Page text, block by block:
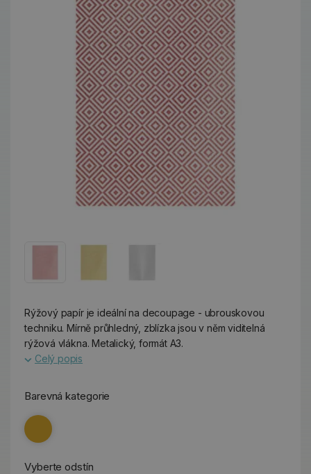
Rýžový papír je ideální na decoupage - ubrouskovou
techniku. Mírně průhledný, zblízka jsou v něm viditelná
rýžová vlákna. Metalický, formát A3.
Celý popis
Barevná kategorie
Vyberte odstín